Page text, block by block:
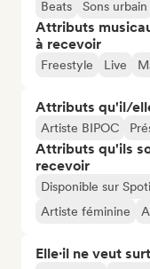
Beats Sons urbain
Attributs
à recevoir
Freestyle Live
Attributs qu'il/
Artiste BIPOC
Attributs qu'ils
recevoir
Disponible sur
Artiste féminine
Elle·il ne veut